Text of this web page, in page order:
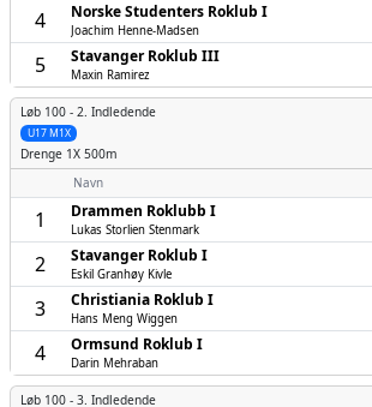
4 Norske Studenters Roklub I
Joachim Henne-Madsen
5 Stavanger Roklub III
Maxin Ramirez
Løb 100 - 2. Indledende
U17 M1X
Drenge 1X 500m
Navn
1 Drammen Roklubb I
Lukas Storlien Stenmark
2 Stavanger Roklub I
Eskil Granhøy Kivle
3 Christiania Roklub I
Hans Meng Wiggen
4 Ormsund Roklub I
Darin Mehraban
Løb 100 - 3. Indledende